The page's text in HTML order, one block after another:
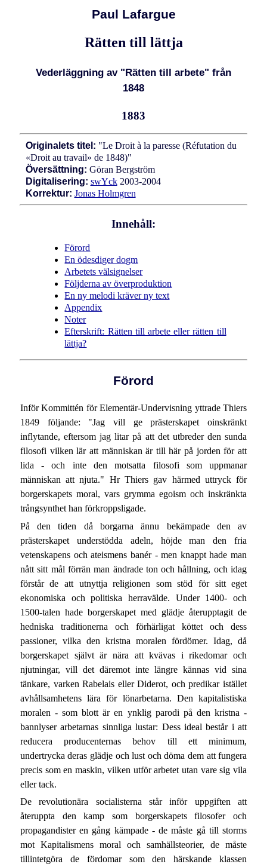
Paul Lafargue
Rätten till lättja
Vederläggning av "Rätten till arbete" från
1848
1883
Originalets titel: "Le Droit à la paresse (Réfutation du
«Droit au travail» de 1848)"
Översättning: Göran Bergström
Digitalisering: swYck2003-2004
Korrektur: Jonas Holmgren
Innehåll:
Förord
En ödesdiger dogm
Arbetets välsignelser
Följderna av överproduktion
En ny melodi kräver ny text
Appendix
Noter
Efterskrift: Rätten till arbete eller rätten till
lättja?
Förord
Inför Kommittén för Elementär-Undervisning yttrade Thiers
1849 följande: "Jag vill ge prästerskapet oinskränkt
inflytande, eftersom jag litar på att det utbreder den sunda
filosofi vilken lär att människan är till här på jorden för att
lida - och inte den motsatta filosofi som uppmanar
människan att njuta." Hr Thiers gav härmed uttryck för
borgerskapets moral, vars grymma egoism och inskränkta
trångsynthet han förkroppsligade.
På den tiden då borgarna ännu bekämpade den av
prästerskapet understödda adeln, höjde man den fria
vetenskapens och ateismens banér - men knappt hade man
nått sitt mål förrän man ändrade ton och hållning, och idag
förstår de att utnyttja religionen som stöd för sitt eget
ekonomiska och politiska herravälde. Under 1400- och
1500-talen hade borgerskapet med glädje återupptagit de
hedniska traditionerna och förhärligat köttet och dess
passioner, vilka den kristna moralen fördömer. Idag, då
borgerskapet självt är nära att kvävas i rikedomar och
njutningar, vill det däremot inte längre kännas vid sina
tänkare, varken Rabelais eller Diderot, och predikar istället
avhållsamhetens lära för lönarbetarna. Den kapitalistiska
moralen - som blott är en ynklig parodi på den kristna -
bannlyser arbetarnas sinnliga lustar: Dess ideal består i att
reducera producenternas behov till ett minimum,
undertrycka deras glädje och lust och döma dem att fungera
precis som en maskin, vilken utför arbetet utan vare sig vila
eller tack.
De revolutionära socialisterna står inför uppgiften att
återuppta den kamp som borgerskapets filosofer och
propagandister en gång kämpade - de måste gå till storms
mot Kapitalismens moral och samhällsteorier, de måste
tillintetgöra de fördomar som den härskande klassen